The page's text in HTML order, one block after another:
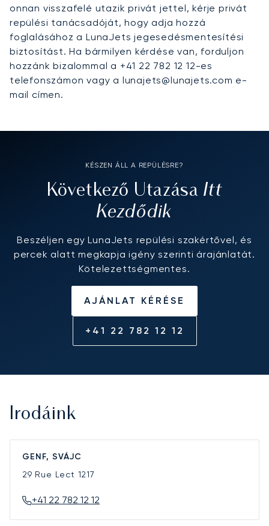
onnan visszafelé utazik privát jettel, kérje privát
repülési tanácsadóját, hogy adja hozzá
foglalásához a LunaJets jegesedésmentesítési
biztosítást. Ha bármilyen kérdése van, forduljon
hozzánk bizalommal a +41 22 782 12 12-es
telefonszámon vagy a lunajets@lunajets.com e-
mail címen.
KÉSZEN ÁLL A REPÜLÉSRE?
Következő Utazása Itt
Kezdődik
Beszéljen egy LunaJets repülési szakértővel, és
percek alatt megkapja igény szerinti árajánlatát.
Kötelezettségmentes.
AJÁNLAT KÉRÉSE
+41 22 782 12 12
Irodáink
GENF, SVÁJC
29 Rue Lect 1217
+41 22 782 12 12